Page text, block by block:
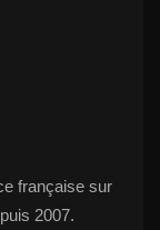
française sur
2007.